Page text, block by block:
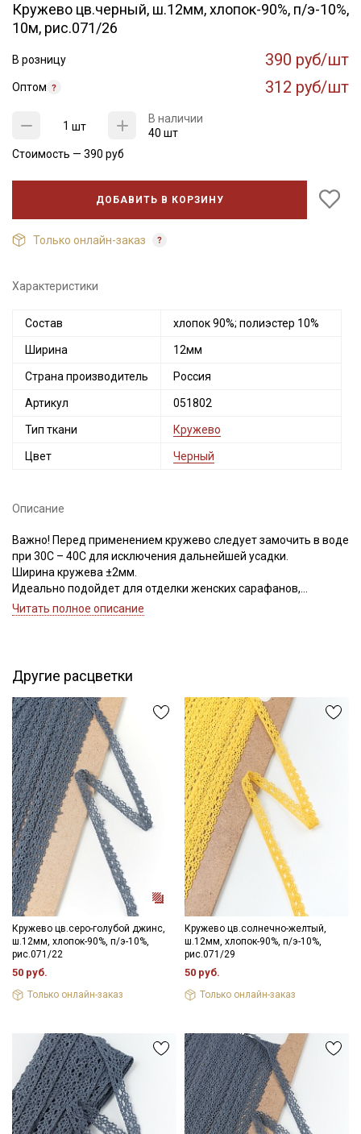
Кружево цв.черный, ш.12мм, хлопок-90%, п/э-10%,
10м, рис.071/26
В розницу 390 руб/шт
Оптом 312 руб/шт
шт
В наличии
40 шт
Стоимость — 390 руб
ДОБАВИТЬ В КОРЗИНУ
Только онлайн-заказ
Характеристики
Состав хлопок 90%; полиэстер 10%
Ширина 12мм
Страна производитель Россия
Артикул 051802
Тип ткани Кружево
Цвет Черный
Описание
Важно! Перед применением кружево следует замочить в воде
при 30С – 40С для исключения дальнейшей усадки.
Ширина кружева ±2мм.
Идеально подойдет для отделки женских сарафанов,
платьев, юбок, рукавов.
Цветопередача может отличаться от оригинального цвета в
зависимости от настроек вашего монитора.
Читать полное описание
Другие расцветки
Кружево цв.серо-голубой джинс,
ш.12мм, хлопок-90%, п/э-10%,
рис.071/22
50 руб.
Только онлайн-заказ
Кружево цв.солнечно-желтый,
ш.12мм, хлопок-90%, п/э-10%,
рис.071/29
50 руб.
Только онлайн-заказ